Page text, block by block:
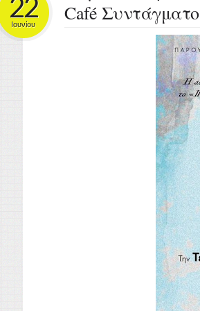
Café
22
Ιουνίου